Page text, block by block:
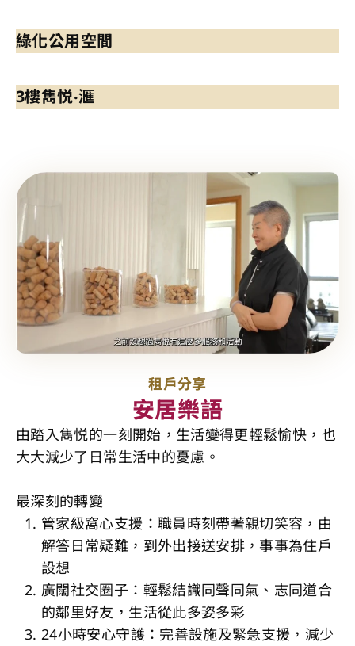
綠化公用空間
3樓雋悦‧滙
租戶分享
安居樂語
由踏入雋悦的一刻開始，生活變得更輕鬆愉快，也
大大減少了日常生活中的憂慮。
最深刻的轉變
管家級窩心支援：職員時刻帶著親切笑容，由
解答日常疑難，到外出接送安排，事事為住戶
設想
廣闊社交圈子：輕鬆結識同聲同氣、志同道合
的鄰里好友，生活從此多姿多彩
24小時安心守護：完善設施及緊急支援，減少